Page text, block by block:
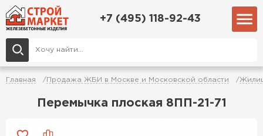
+7 (495) 118-92-43
Главная Продажа ЖБИ в Москве и Московской области
Перемычка плоская 8ПП-21-71